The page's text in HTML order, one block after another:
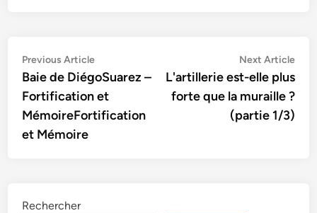
Navigation
de
l’article
Previous ArticlePrevious
article:
Baie de DiégoSuarez –
Fortification et
MémoireFortification
et Mémoire
Next Article
L'artillerie est-elle plus
forte que la muraille ?
(partie 1/3)
Rechercher